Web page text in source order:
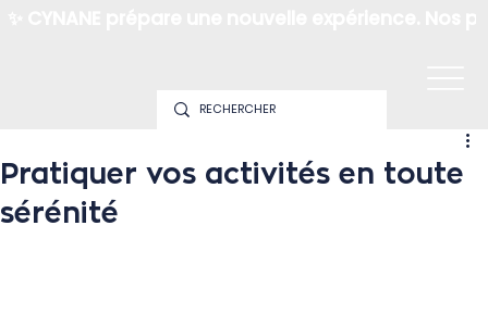
Pratiquer vos activités en toute
sérénité